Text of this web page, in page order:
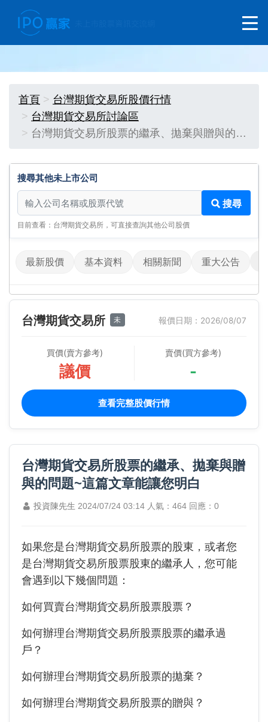
首頁
台灣期貨交易所股價行情
台灣期貨交易所討論區
台灣期貨交易所股票的繼承、拋棄與贈與的…
搜尋其他未上市公司
搜尋其他未上市公司
搜尋
目前查看：台灣期貨交易所，可直接查詢其他公司股價
最新股價 基本資料 相關新聞 重大公告
台灣期貨交易所 未 報價日期：2026/08/07
買價(賣方參考)
議價
賣價(買方參考)
-
查看完整股價行情
台灣期貨交易所股票的繼承、拋棄與贈
與的問題~這篇文章能讓您明白
投資陳先生 2024/07/24 03:14 人氣：464 回應：0
如果您是台灣期貨交易所股票的股東，或者您
是台灣期貨交易所股票股東的繼承人，您可能
會遇到以下幾個問題：
如何買賣台灣期貨交易所股票股票？
如何辦理台灣期貨交易所股票股票的繼承過
戶？
如何辦理台灣期貨交易所股票的拋棄？
如何辦理台灣期貨交易所股票的贈與？